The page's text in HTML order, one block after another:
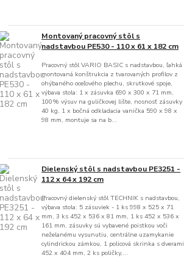
Montovaný pracovný stôl s
nadstavbou PE530 - 110 x 61 x 182 cm
Pracovný stôl VARIO BASIC s nadstavbou, ľahká
montovaná konštrukcia z tvarovaných profilov z
ohýbaného oceľového plechu, skrutkové spoje,
výbava stola: 1 x zásuvka 690 x 300 x 71 mm,
100% výsuv na guličkovej lište, nosnosť zásuvky
40 kg, 1 x bočná odkladacia vanička 590 x 98 x
98 mm, montuje sa na b...
Dielenský stôl s nadstavbou PE3251 -
112 x 64 x 192 cm
Pracovný dielenský stôl TECHNIK s nadstavbou,
výbava stola: 5 zásuviek - 1 ks 998 x 525 x 71
mm, 3 ks 452 x 536 x 81 mm, 1 ks 452 x 536 x
161 mm, zásuvky sú vybavené poistkou voči
neželanému vysunutiu, centrálne uzamykanie
cylindrickou zámkou, 1 policová skrinka s dverami
452 x 404 mm, 2 ks poličky,...